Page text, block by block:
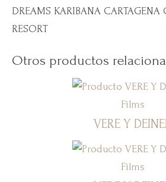
DREAMS KARIBANA CARTAGENA
RESORT
Otros productos
Films
VERE Y
Films